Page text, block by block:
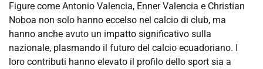
Figure come Antonio Valencia, Enner Valencia e Christian
Noboa non solo hanno eccelso nel calcio di club, ma
hanno anche avuto un impatto significativo sulla
nazionale, plasmando il futuro del calcio ecuadoriano. I
loro contributi hanno elevato il profilo dello sport sia a